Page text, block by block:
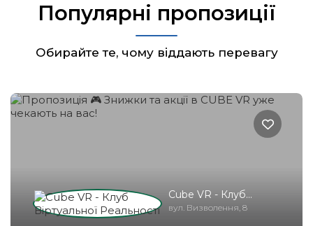
Популярні пропозиції
Обирайте те, чому віддають перевагу
Cube VR - Клуб
Віртуальної
вул. Визволення, 8